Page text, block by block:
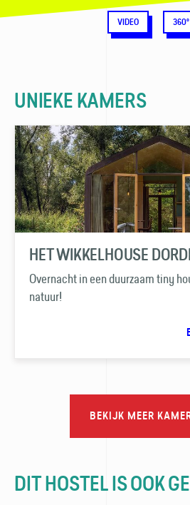
VIDEO
UNIEKE KAMERS
HET WIKKELHOUSE
Overnacht in een duurzaam tiny
natuur!
BEKIJK MEER
DIT HOSTEL IS OOK